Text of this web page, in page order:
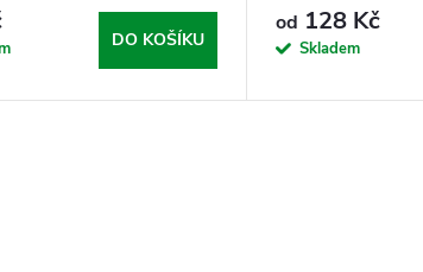
DO KOŠÍKU
od 128 Kč
Skladem